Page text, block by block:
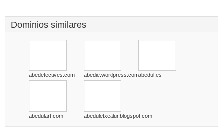
Dominios similares
abedetectives.com abedie.wordpress.comabedul.es
abedulart.com abeduletxealur.blogspot.com